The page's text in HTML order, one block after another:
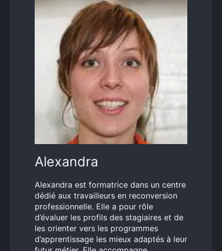
Alexandra
Alexandra est formatrice dans un centre
dédié aux travailleurs en reconversion
professionnelle. Elle a pour rôle
d’évaluer les profils des stagiaires et de
les orienter vers les programmes
d’apprentissage les mieux adaptés à leur